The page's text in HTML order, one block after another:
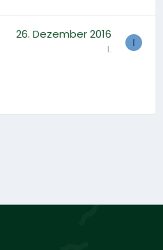
26. Dezember 2016
I. I